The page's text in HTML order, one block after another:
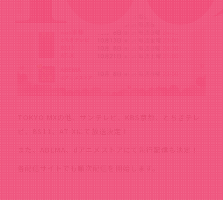
TOKYO MXの他、サンテレビ、KBS京都、とちぎテレ
ビ、BS11、AT-Xにて放送決定！
また、ABEMA、dアニメストアにて先行配信も決定！
各配信サイトでも順次配信を開始します。